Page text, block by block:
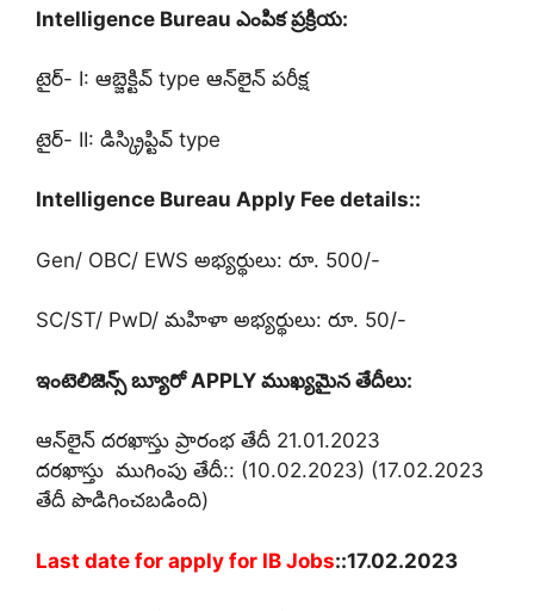
Intelligence Bureau ఎంపిక ప్రక్రియ:
టైర్- I: ఆబ్జెక్టివ్ type ఆన్‌లైన్ పరీక్ష
టైర్- II: డిస్క్రిప్టివ్ type
Intelligence Bureau Apply Fee details::
Gen/ OBC/ EWS అభ్యర్థులు: రూ. 500/-
SC/ST/ PwD/ మహిళా అభ్యర్థులు: రూ. 50/-
ఇంటెలిజెన్స్ బ్యూరో APPLY ముఖ్యమైన తేదీలు:
ఆన్‌లైన్ దరఖాస్తు ప్రారంభ తేదీ 21.01.2023
దరఖాస్తు ముగింపు తేదీ:: (10.02.2023) (17.02.2023
తేదీ పొడిగించబడింది)
Last date for apply for IB Jobs::17.02.2023